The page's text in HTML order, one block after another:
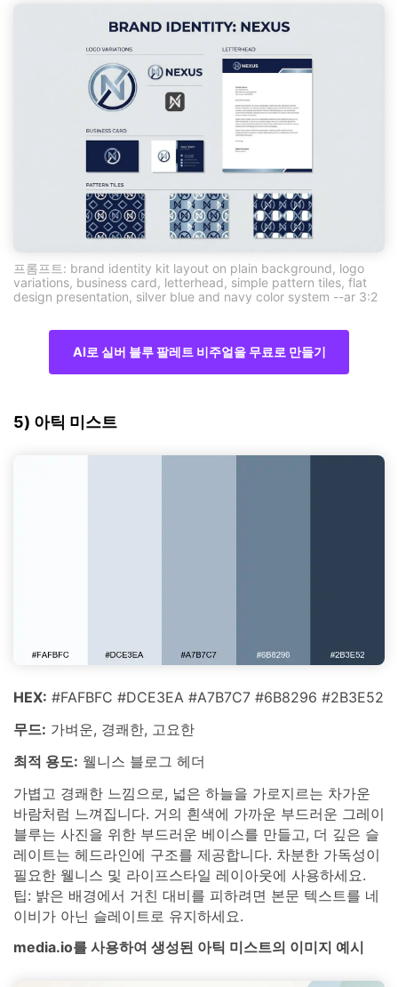
프롬프트: brand identity kit layout on plain background, logo
variations, business card, letterhead, simple pattern tiles, flat
design presentation, silver blue and navy color system --ar 3:2
AI로 실버 블루 팔레트 비주얼을 무료로 만들기
5) 아틱 미스트
HEX: #FAFBFC #DCE3EA #A7B7C7 #6B8296 #2B3E52
무드: 가벼운, 경쾌한, 고요한
최적 용도: 웰니스 블로그 헤더
가볍고 경쾌한 느낌으로, 넓은 하늘을 가로지르는 차가운
바람처럼 느껴집니다. 거의 흰색에 가까운 부드러운 그레이
블루는 사진을 위한 부드러운 베이스를 만들고, 더 깊은 슬
레이트는 헤드라인에 구조를 제공합니다. 차분한 가독성이
필요한 웰니스 및 라이프스타일 레이아웃에 사용하세요.
팁: 밝은 배경에서 거친 대비를 피하려면 본문 텍스트를 네
이비가 아닌 슬레이트로 유지하세요.
media.io를 사용하여 생성된 아틱 미스트의 이미지 예시